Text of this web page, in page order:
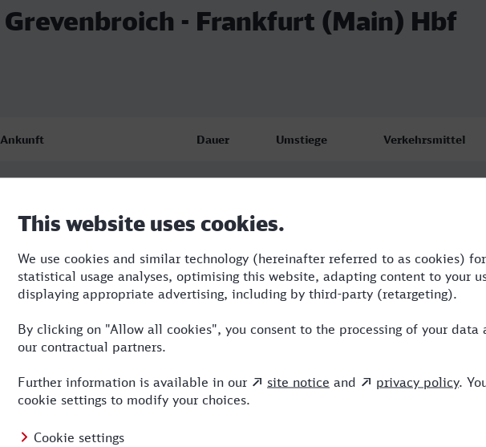
Grevenbroich - Frankfurt (Main) Hbf
Ankunft Dauer Umstiege Verkehrsmittel
18:12
Frankfurt (Main) Hbf
16.08.26
08:13
2:10
Frankfurt (Main) Hbf
16.08.26
2:10 2 RB,ICE